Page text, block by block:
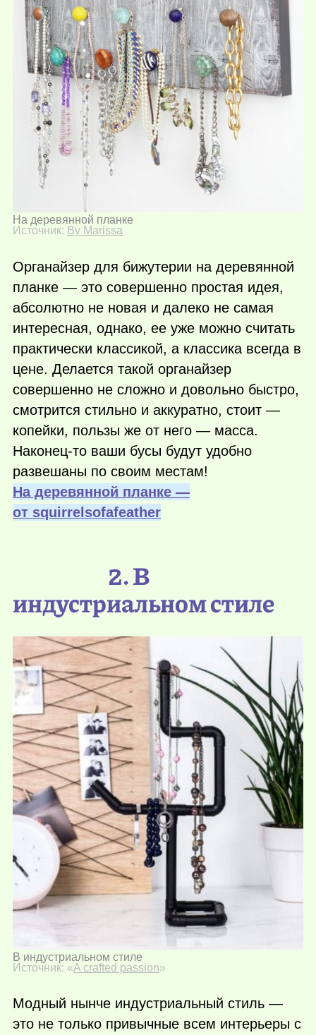
На деревянной планке
Источник: By Marissa
Органайзер для бижутерии на деревянной
планке — это совершенно простая идея,
абсолютно не новая и далеко не самая
интересная, однако, ее уже можно считать
практически классикой, а классика всегда в
цене. Делается такой органайзер
совершенно не сложно и довольно быстро,
смотрится стильно и аккуратно, стоит —
копейки, пользы же от него — масса.
Наконец-то ваши бусы будут удобно
развешаны по своим местам!
На деревянной планке —
от squirrelsofafeather
2. В
индустриальном стиле
В индустриальном стиле
Источник: «A crafted passion»
Модный нынче индустриальный стиль —
это не только привычные всем интерьеры с